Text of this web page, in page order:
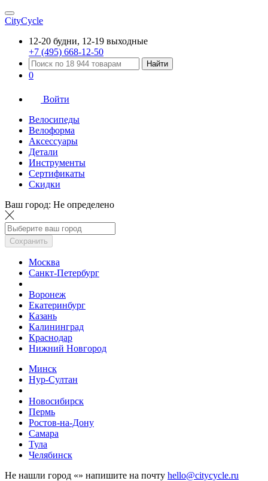
CityCycle
12-20 будни, 12-19 выходные
+7 (495) 668-12-50
Найти
0
Войти
Велосипеды
Велоформа
Аксессуары
Детали
Инструменты
Сертификаты
Скидки
Ваш город: Не определено
Сохранить
Москва
Санкт-Петербург
Воронеж
Екатеринбург
Казань
Калининград
Краснодар
Нижний Новгород
Минск
Нур-Султан
Новосибирск
Пермь
Ростов-на-Дону
Самара
Тула
Челябинск
Не нашли город «» напишите на почту hello@citycycle.ru